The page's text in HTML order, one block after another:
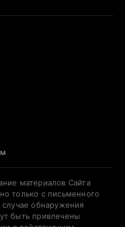
материалов Сайта
только с письменного
обнаружения
быть привлечены